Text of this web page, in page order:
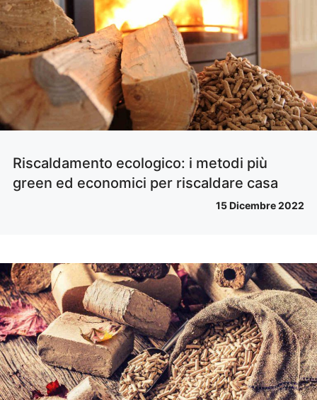
Riscaldamento ecologico: i metodi più
green ed economici per riscaldare casa
15 Dicembre 2022